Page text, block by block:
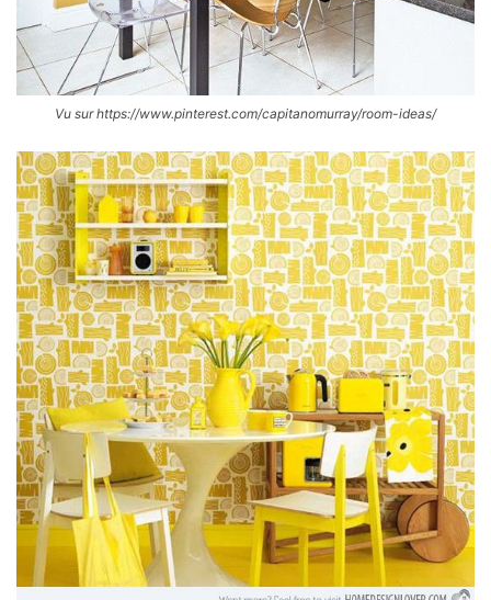
Vu sur https://www.pinterest.com/capitanomurray/room-ideas/